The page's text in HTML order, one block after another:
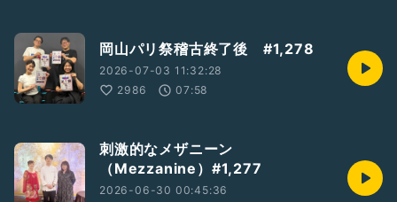
岡山パリ祭稽古終了後 #1,278
2026-07-03 11:32:28
2986
07:58
刺激的なメザニーン
（Mezzanine）#1,277
2026-06-30 00:45:36